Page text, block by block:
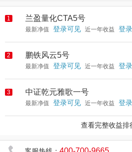
1 兰盈量化CTA5号
最新净值 登录可见 近一年收益 登
2 鹏铁风云5号
最新净值 登录可见 近一年收益 登
3 中证乾元雅歌一号
最新净值 登录可见 近一年收益 登
查看完整收益排